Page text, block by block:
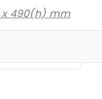
x 490(h) mm